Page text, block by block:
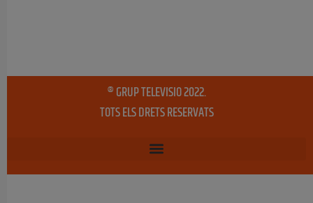
® GRUP TELEVISIO 2022.
TOTS ELS DRETS RESERVATS